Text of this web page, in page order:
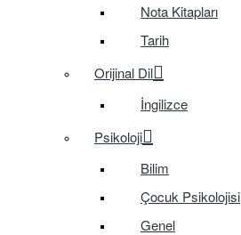
Nota Kitapları
Tarih
Orijinal Dil
İngilizce
Psikoloji
Bilim
Çocuk Psikolojisi
Genel